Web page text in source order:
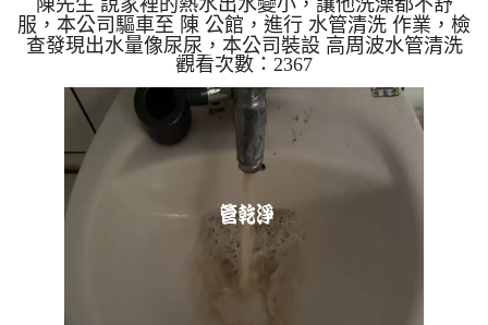
水管
陳先生 說家裡的熱水出水變小，讓他洗澡都不舒
服，本公司驅車至 陳 公館，進行 水管清洗 作業，檢
查發現出水量像尿尿，本公司裝設 高周波水管清洗
機，注入 檸檬酸 至水管，等了約15分，開啟 水管清
洗機 ，啟動 螺旋波 模式，一洗水管就流出鐵鏽水，
忽然變成鐵灰色，最後變成咖啡色，兩個多小時後，
出水變乾淨熱水出水量也恢復了。 如是自來水，如
水管老化，會產生鐵鏽跟泥沙堆積，洗出來的水就會
是咖啡色，地下水含有氧化錳，管壁上會結成黑色管
垢，洗出來的水會跟石油一樣黑，有些洗出綠色的
水，是因為裡面有銅的物...
觀看次數：2367